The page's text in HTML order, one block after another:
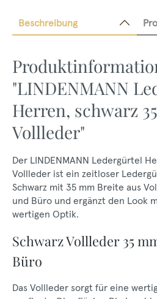
Beschreibung
"LINDENMANN
Herren, schwarz
Vollleder"
Der LINDENMANN Ledergürtel
Vollleder ist ein zeitloser
Schwarz mit 35 mm Breite aus
und Büro und ergänzt den Look
wertigen Optik.
Schwarz Vollleder 35
Büro
Das Vollleder sorgt für eine